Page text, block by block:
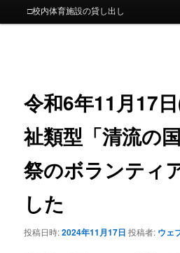
ン
ツ
へ
移
□校内体育施設の貸し出し
令和6年11月17
祉類型「清流の
祭のボランティ
した
投稿日時:2024年11月17日 投稿者: ウェ